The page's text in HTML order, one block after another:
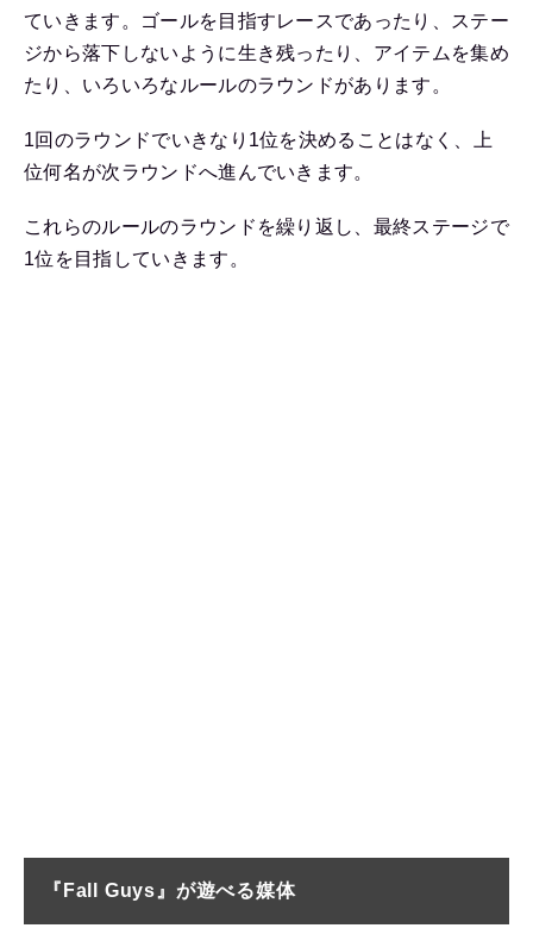
ていきます。ゴールを目指すレースであったり、ステー
ジから落下しないように生き残ったり、アイテムを集め
たり、いろいろなルールのラウンドがあります。
1回のラウンドでいきなり1位を決めることはなく、上
位何名が次ラウンドへ進んでいきます。
これらのルールのラウンドを繰り返し、最終ステージで
1位を目指していきます。
『Fall Guys』が遊べる媒体